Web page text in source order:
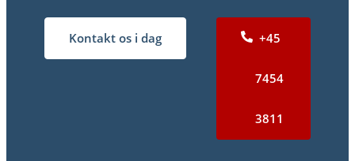
Kontakt os i dag +45
7454
3811